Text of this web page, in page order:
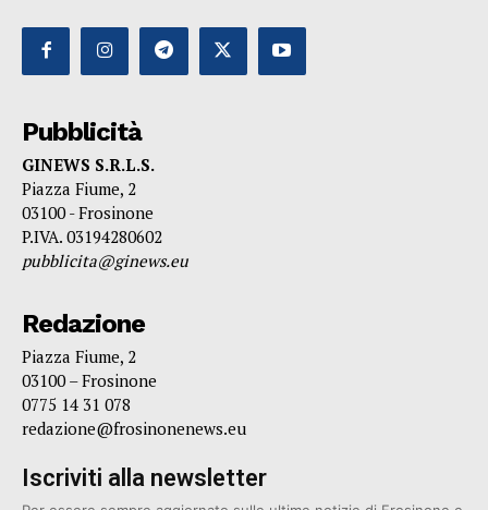
Pubblicità
GINEWS S.R.L.S.
Piazza Fiume, 2
03100 - Frosinone
P.IVA. 03194280602
pubblicita@ginews.eu
Redazione
Piazza Fiume, 2
03100 – Frosinone
0775 14 31 078
redazione@frosinonenews.eu
Iscriviti alla newsletter